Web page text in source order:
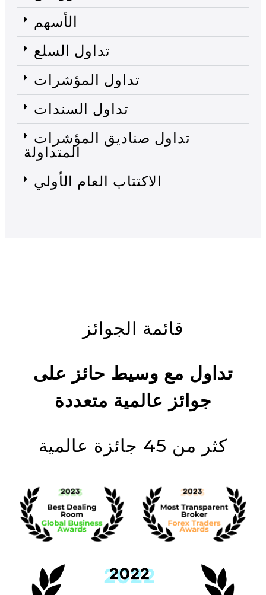
الأسهم
تداول السلع
تداول المؤشرات
تداول السندات
تداول صناديق المؤشرات
المتداولة
الاكتتاب العام الأولي
قائمة الجوائز
تداول مع وسيط حائز على
جوائز عالمية متعددة
كثر من 45 جائزة عالمية